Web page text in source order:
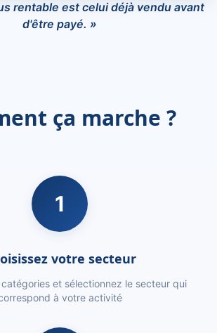
rentable est celui déjà vendu avant
d'être payé. »
ça marche ?
1
votre secteur
et sélectionnez le secteur qui
à votre activité